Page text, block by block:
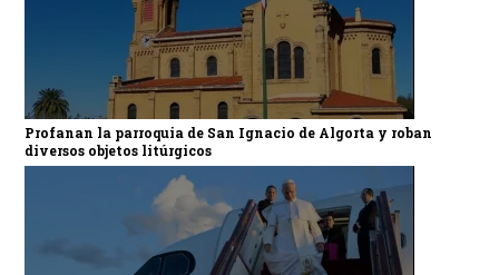
Profanan la parroquia de San Ignacio de Algorta y roban
diversos objetos litúrgicos